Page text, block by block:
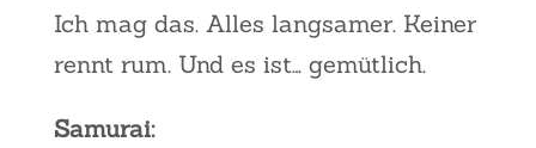
Ich mag das. Alles langsamer. Keiner
rennt rum. Und es ist… gemütlich.
Samurai: